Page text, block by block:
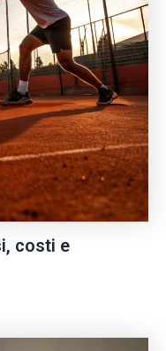
costi e